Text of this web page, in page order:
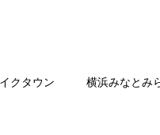
クタウン 横浜みなとみ